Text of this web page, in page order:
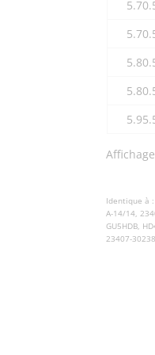
Identique à :
A-14/14,
GU5HDB,
23407-